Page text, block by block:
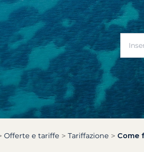
Offerte e tariffe Tariffazione Come